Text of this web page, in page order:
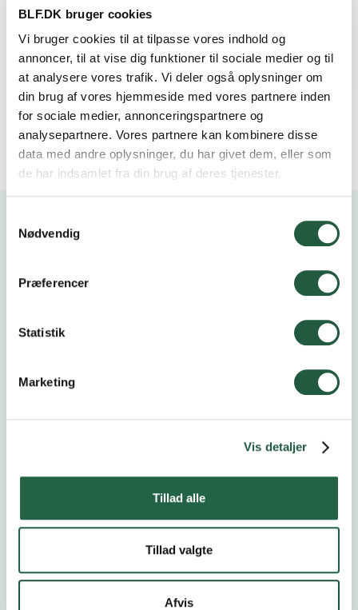
BLF.DK bruger cookies
Vi bruger cookies til at tilpasse vores indhold og
annoncer, til at vise dig funktioner til sociale medier og til
at analysere vores trafik. Vi deler også oplysninger om
din brug af vores hjemmeside med vores partnere inden
for sociale medier, annonceringspartnere og
analysepartnere. Vores partnere kan kombinere disse
data med andre oplysninger, du har givet dem, eller som
de har indsamlet fra din brug af deres tjenester.
Nødvendig
Præferencer
Statistik
Marketing
Vis detaljer
Tillad alle
Tillad valgte
Afvis
Delegeretmøde